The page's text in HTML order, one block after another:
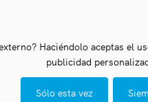
Haciéndolo aceptas el
publicidad
Sólo esta vez